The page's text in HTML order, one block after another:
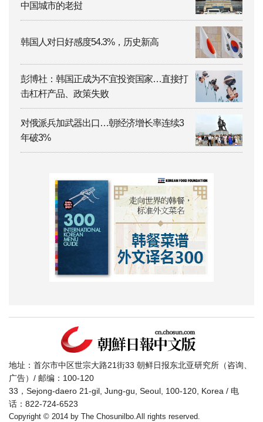
中国城市的老挝
韩国人对日好感度54.3%，历史新高
彭博社：韩国正成为不宜投资国家…直接打
击杠杆产品、政策失败
对俄派兵加武器出口…朝经济增长率连续3
年破3%
地址：首尔市中区世宗大路21街33 朝鲜日报东北亚研究所（咨询、
广告）/ 邮编：100-120
33，Sejong-daero 21-gil, Jung-gu, Seoul, 100-120, Korea / 电
话：822-724-6523
Copyright © 2014 by The Chosunilbo.All rights reserved.